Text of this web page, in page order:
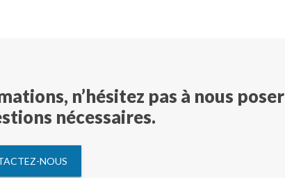
n’hésitez pas à nous poser
nécessaires.
NOUS